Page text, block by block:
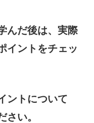
んだ後は、実際
イントをチェッ
ントについて
さい。